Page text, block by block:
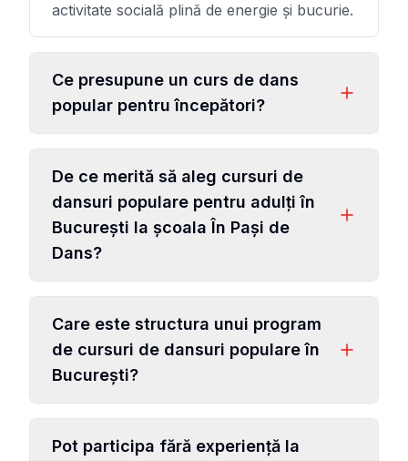
activitate socială plină de energie și bucurie.
Ce presupune un curs de dans
popular pentru începători?
De ce merită să aleg cursuri de
dansuri populare pentru adulți în
București la școala În Pași de
Dans?
Care este structura unui program
de cursuri de dansuri populare în
București?
Pot participa fără experiență la